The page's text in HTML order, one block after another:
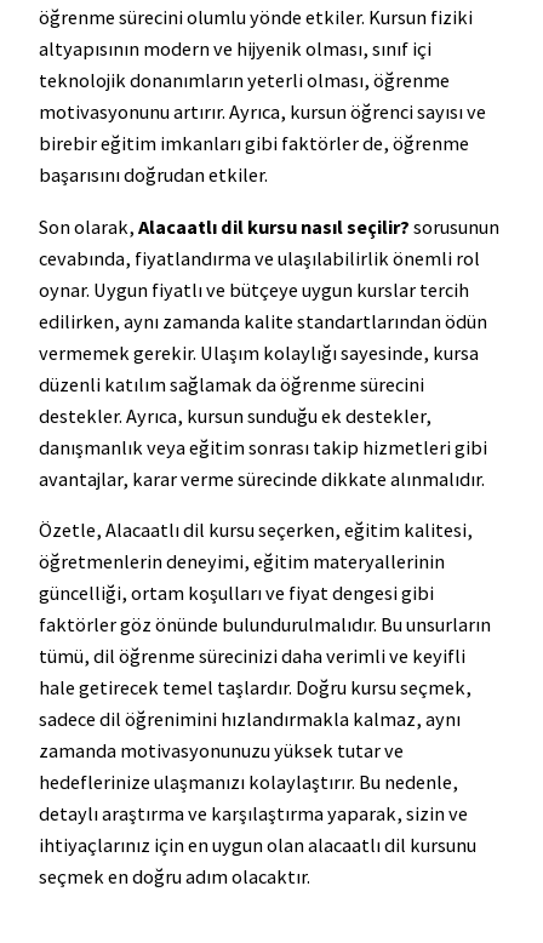
öğrenme sürecini olumlu yönde etkiler. Kursun fiziki
altyapısının modern ve hijyenik olması, sınıf içi
teknolojik donanımların yeterli olması, öğrenme
motivasyonunu artırır. Ayrıca, kursun öğrenci sayısı ve
birebir eğitim imkanları gibi faktörler de, öğrenme
başarısını doğrudan etkiler.
Son olarak, Alacaatlı dil kursu nasıl seçilir? sorusunun
cevabında, fiyatlandırma ve ulaşılabilirlik önemli rol
oynar. Uygun fiyatlı ve bütçeye uygun kurslar tercih
edilirken, aynı zamanda kalite standartlarından ödün
vermemek gerekir. Ulaşım kolaylığı sayesinde, kursa
düzenli katılım sağlamak da öğrenme sürecini
destekler. Ayrıca, kursun sunduğu ek destekler,
danışmanlık veya eğitim sonrası takip hizmetleri gibi
avantajlar, karar verme sürecinde dikkate alınmalıdır.
Özetle, Alacaatlı dil kursu seçerken, eğitim kalitesi,
öğretmenlerin deneyimi, eğitim materyallerinin
güncelliği, ortam koşulları ve fiyat dengesi gibi
faktörler göz önünde bulundurulmalıdır. Bu unsurların
tümü, dil öğrenme sürecinizi daha verimli ve keyifli
hale getirecek temel taşlardır. Doğru kursu seçmek,
sadece dil öğrenimini hızlandırmakla kalmaz, aynı
zamanda motivasyonunuzu yüksek tutar ve
hedeflerinize ulaşmanızı kolaylaştırır. Bu nedenle,
detaylı araştırma ve karşılaştırma yaparak, sizin ve
ihtiyaçlarınız için en uygun olan alacaatlı dil kursunu
seçmek en doğru adım olacaktır.